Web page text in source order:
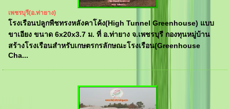
เพชรบุรี(อ.ท่ายาง)
โรงเรือนปลูกพืชทรงหลังคาโค้ง(High Tunnel Greenhouse) แบบ
ขาเอียง ขนาด 6x20x3.7 ม. ที่ อ.ท่ายาง จ.เพชรบุรี กองทุนหมู่บ้าน
สร้างโรงเรือนสำหรับเกษตรกรลักษณะโรงเรือน(Greenhouse
Cha...